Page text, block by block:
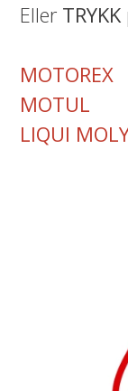
Eller TRYKK
MOTOREX
MOTUL
LIQUI